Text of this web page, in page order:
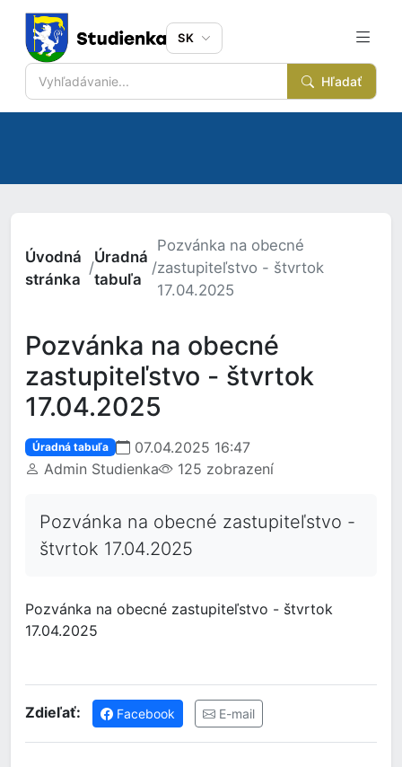
Hľadať
SK
Úvodná
stránka
/
Úradná
tabuľa
/
Pozvánka na obecné
zastupiteľstvo - štvrtok
17.04.2025
Pozvánka na obecné
zastupiteľstvo - štvrtok
17.04.2025
Úradná tabuľa
07.04.2025 16:47
Admin Studienka
125 zobrazení
Pozvánka na obecné zastupiteľstvo -
štvrtok 17.04.2025
Pozvánka na obecné zastupiteľstvo - štvrtok
17.04.2025
Zdieľať: Facebook E-mail